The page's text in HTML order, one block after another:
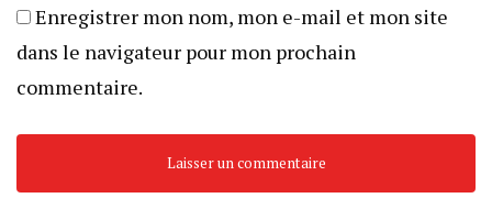
Enregistrer mon nom, mon e-mail et mon site
dans le navigateur pour mon prochain
commentaire.